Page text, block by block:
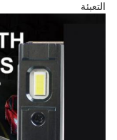
التعبئة